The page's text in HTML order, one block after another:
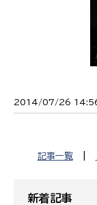
2014/07/26
記事一覧|
新着記事